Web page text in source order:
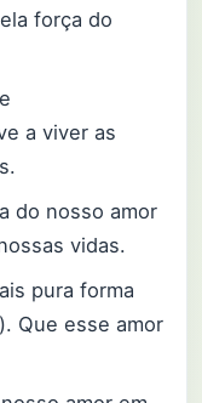
força do
a viver as
do nosso amor
vidas.
pura forma
Que esse amor